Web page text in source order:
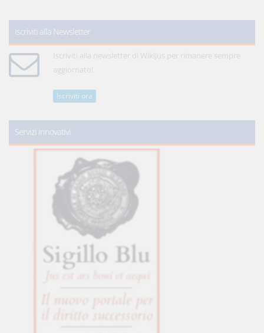
Iscriviti alla Newsletter
Iscriviti alla newsletter di WikiJus per rimanere sempre
aggiornato!
Iscriviti ora
Servizi innovativi